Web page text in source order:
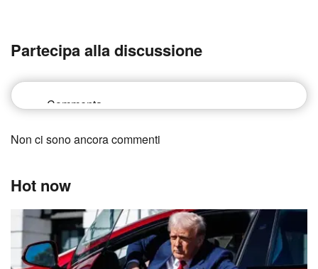
Partecipa alla discussione
Non ci sono ancora commenti
Hot now